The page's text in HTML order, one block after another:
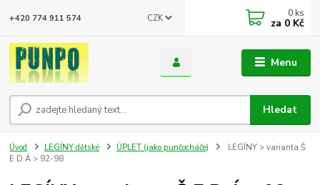
Menu
CZK
Hledat
+420 774 911 574 0 ks
za 0 Kč
Úvod LEGÍNY dětské ÚPLET (jako punčocháče)
LEGÍNY > varianta Š
E D Á > 92-98